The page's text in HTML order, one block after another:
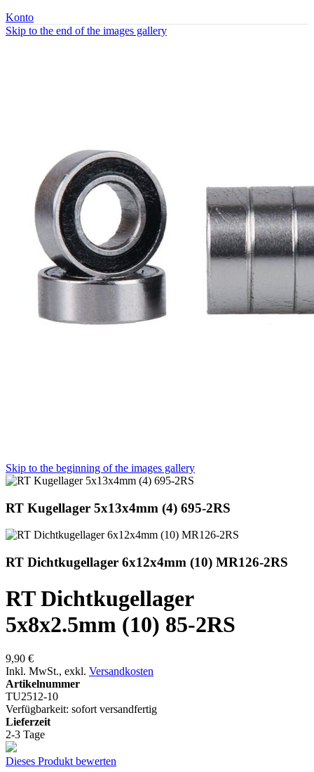
Konto
Skip to the end of the images gallery
Skip to the beginning of the images gallery
RT Kugellager 5x13x4mm (4) 695-2RS
RT Dichtkugellager 6x12x4mm (10) MR126-2RS
RT Dichtkugellager
5x8x2.5mm (10) 85-2RS
9,90 €
Inkl. MwSt., exkl. Versandkosten
Artikelnummer
TU2512-10
Verfügbarkeit: sofort versandfertig
Lieferzeit
2-3 Tage
Dieses Produkt bewerten